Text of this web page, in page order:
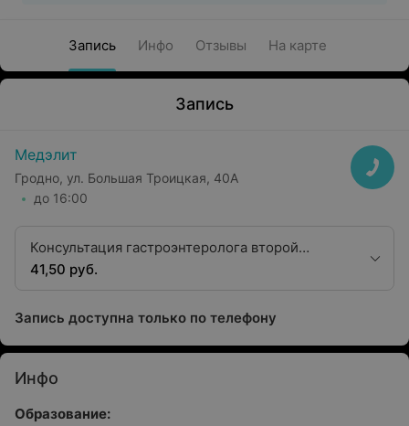
Запись Инфо Отзывы На карте
Запись
Медэлит
Гродно, ул. Большая Троицкая, 40А
до 16:00
Консультация гастроэнтеролога второй
квалификационной категории
41,50 руб.
Запись доступна только по телефону
Инфо
Образование: